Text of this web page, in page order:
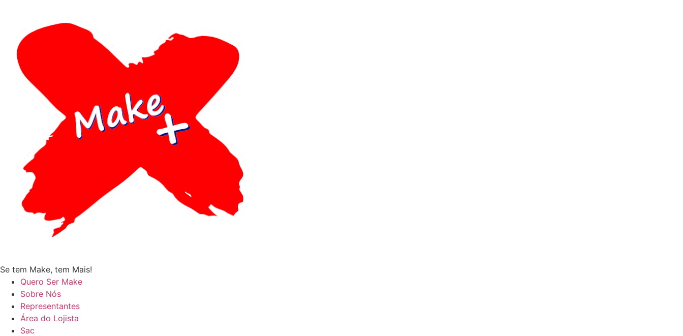
Se tem Make, tem Mais!
Quero Ser Make
Sobre Nós
Representantes
Área do Lojista
Sac